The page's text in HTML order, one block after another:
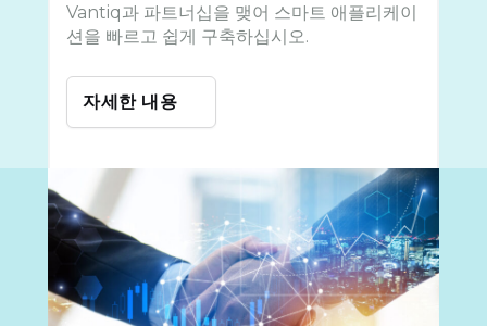
Vantiq과 파트너십을 맺어 스마트 애플리케이
션을 빠르고 쉽게 구축하십시오.
자세한 내용